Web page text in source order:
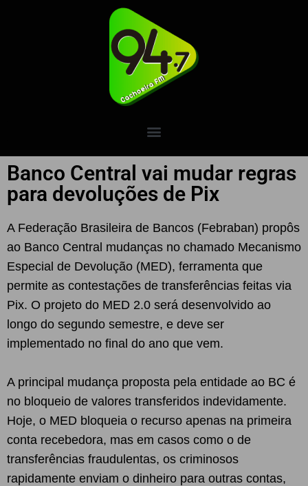
Banco Central vai mudar regras
para devoluções de Pix
A Federação Brasileira de Bancos (Febraban) propôs
ao Banco Central mudanças no chamado Mecanismo
Especial de Devolução (MED), ferramenta que
permite as contestações de transferências feitas via
Pix. O projeto do MED 2.0 será desenvolvido ao
longo do segundo semestre, e deve ser
implementado no final do ano que vem.
A principal mudança proposta pela entidade ao BC é
no bloqueio de valores transferidos indevidamente.
Hoje, o MED bloqueia o recurso apenas na primeira
conta recebedora, mas em casos como o de
transferências fraudulentas, os criminosos
rapidamente enviam o dinheiro para outras contas,